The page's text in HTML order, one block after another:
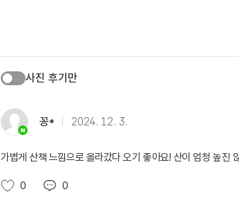
사진 후기만
꽁* 2024. 12. 3.
가볍게 산책 느낌으로 올라갔다 오기 좋아요! 산이 엄청 높진
0 0